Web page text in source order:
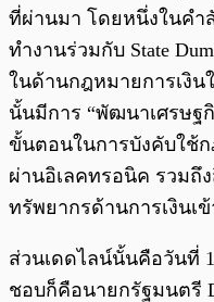
ที่ผ่านมา โดยหนึ่งในคำ
ทำงานร่วมกับ State
ในด้านกฎหมายการเงิ
นั้นมีการ “พัฒนาเศรษฐ
ขั้นตอนในการบังคับใช้
ผ่านอิเลคทรอนิค รวมถึ
ทรัพยากรด้านการเงินเ
ส่วนเดดไลน์นั้นคือวันที่
ชอบก็คือนายกรัฐมนตรี